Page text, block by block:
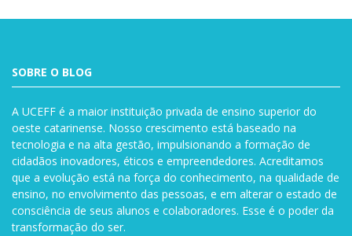
SOBRE O BLOG
A UCEFF é a maior instituição privada de ensino superior do
oeste catarinense. Nosso crescimento está baseado na
tecnologia e na alta gestão, impulsionando a formação de
cidadãos inovadores, éticos e empreendedores. Acreditamos
que a evolução está na força do conhecimento, na qualidade de
ensino, no envolvimento das pessoas, e em alterar o estado de
consciência de seus alunos e colaboradores. Esse é o poder da
transformação do ser.